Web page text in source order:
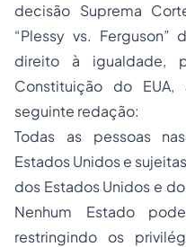
decisão Suprema
“Plessy vs.
direito à igualdade,
Constituição do
seguinte redação:
Todas as pessoas
Estados Unidos e
dos Estados Unidos e
Nenhum Estado
restringindo os